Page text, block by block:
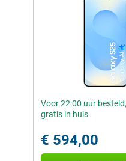
Voor 22:00 uur
gratis in huis
€ 594,00